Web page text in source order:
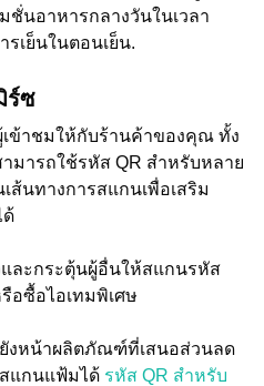
ชั่นอาหารกลางวันในเวลา
เย็นในตอนเย็น.
ร์ซ
ข้าชมให้กับร้านค้าของคุณ ทั้ง
ารถใช้รหัส QR สำหรับหลาย
ส้นทางการสแกนเพื่อเสริม
ด้
ละกระตุ้นผู้อื่นให้สแกนรหัส
อซื้อไอเทมพิเศษ
งหน้าผลิตภัณฑ์ที่เสนอส่วนลด
แกนแฟ้มได้ รหัส QR สำหรับ